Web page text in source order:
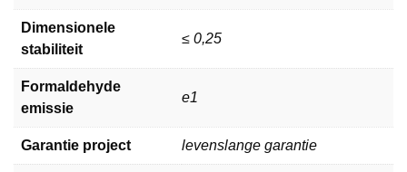
Dimensionele
stabiliteit
≤ 0,25
Formaldehyde
emissie
e1
Garantie project levenslange garantie